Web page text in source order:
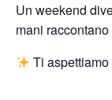
Un weekend
mani raccontano
Ti